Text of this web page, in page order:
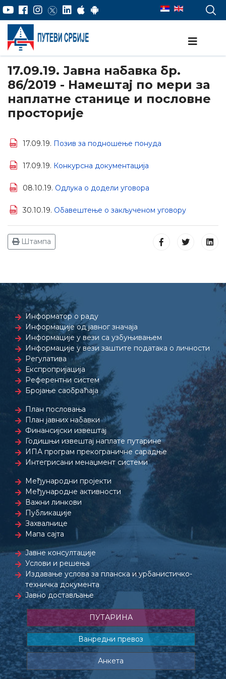
17.09.19. Јавна набавка бр.
86/2019 - Намештај по мери за
наплатне станице и пословне
просторије
17.09.19. Позив за подношење понуда
17.09.19. Конкурсна документација
08.10.19. Одлука о додели уговора
30.10.19. Обавештење о закљученом уговору
Штампа
Информатор о раду
Информације од јавног значаја
Информације у вези са узбуњивањем
Информације у вези заштите података о личности
Регулатива
Експропријација
Референтни систем
Бројање саобраћаја
План пословања
План јавних набавки
Финансијски извештај
Годишњи извештај наплате путарине
ИПА програм прекограничне сарадње
Интегрисани менаџмент системи
Међународни пројекти
Међународне активности
Важни линкови
Публикације
Захвалнице
Мапа сајта
Јавне консултације
Услови и решења
Издавање услова за планска и урбанистичко-
техничка документа
Јавно достављање
ПУТАРИНА
Ванредни превоз
Анкета